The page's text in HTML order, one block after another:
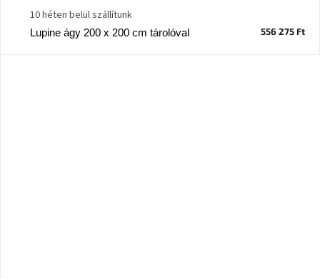
Lupine ágy 200 x 200 cm tárolóval
10 héten belül szállítunk
556 275 Ft